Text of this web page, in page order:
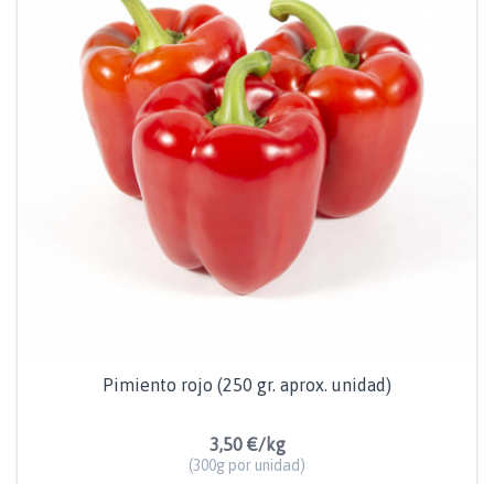
Pimiento rojo (250 gr. aprox. unidad)
3,50 €/kg
(300g por unidad)